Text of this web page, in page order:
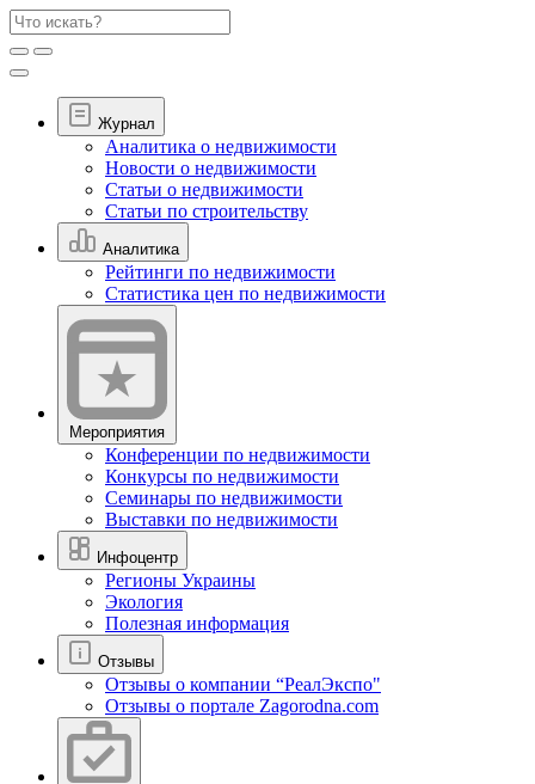
Журнал
Аналитика о недвижимости
Новости о недвижимости
Статьи о недвижимости
Статьи по строительству
Аналитика
Рейтинги по недвижимости
Статистика цен по недвижимости
Мероприятия
Конференции по недвижимости
Конкурсы по недвижимости
Семинары по недвижимости
Выставки по недвижимости
Инфоцентр
Регионы Украины
Экология
Полезная информация
Отзывы
Отзывы о компании “РеалЭкспо"
Отзывы о портале Zagorodna.com